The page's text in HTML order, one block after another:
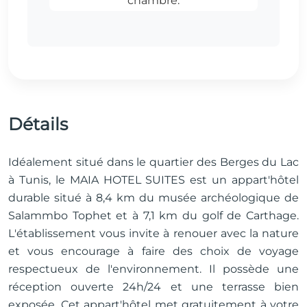
Détails
Idéalement situé dans le quartier des Berges du Lac
à Tunis, le MAIA HOTEL SUITES est un appart'hôtel
durable situé à 8,4 km du musée archéologique de
Salammbo Tophet et à 7,1 km du golf de Carthage.
L'établissement vous invite à renouer avec la nature
et vous encourage à faire des choix de voyage
respectueux de l'environnement. Il possède une
réception ouverte 24h/24 et une terrasse bien